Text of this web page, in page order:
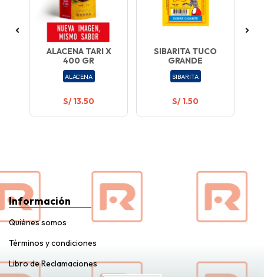
ALACENA TARI X
400 GR
ALACENA
S/ 13.50
SIBARITA TUCO
GRANDE
SIBARITA
S/ 1.50
Información
Quiénes somos
Términos y condiciones
Libro de Reclamaciones